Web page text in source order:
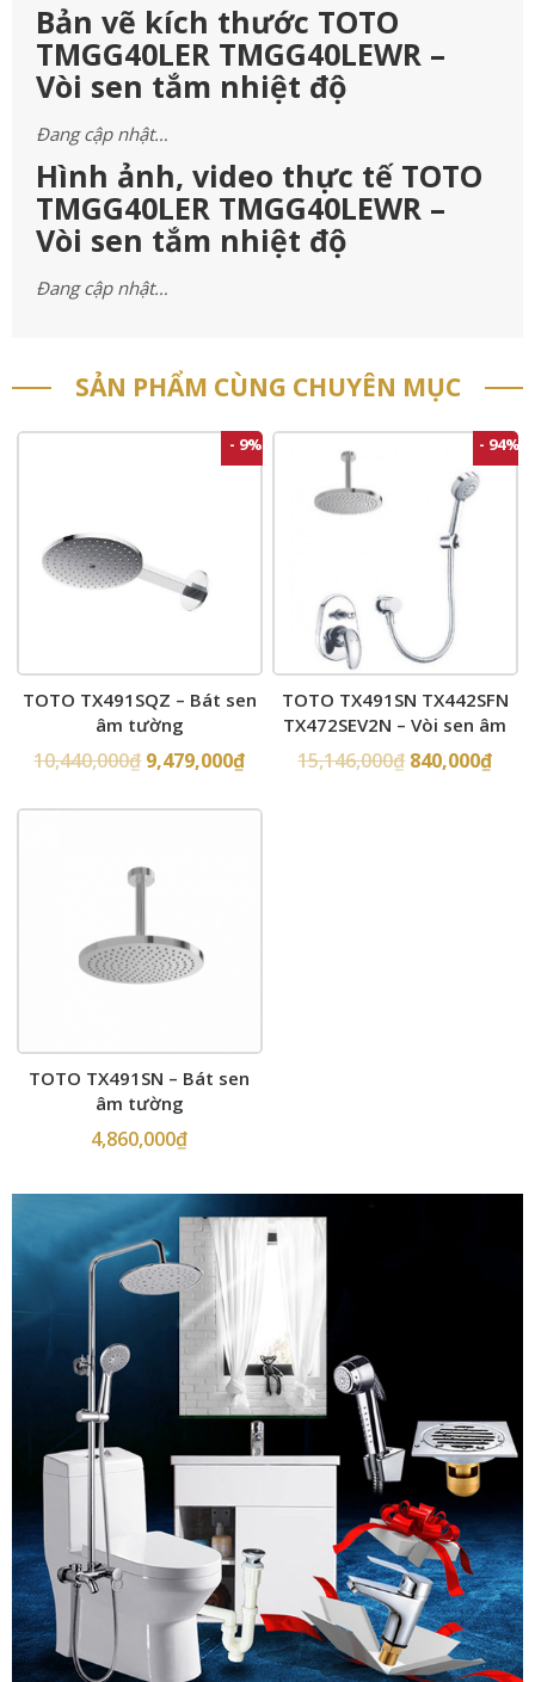
Bản vẽ kích thước TOTO
TMGG40LER TMGG40LEWR –
Vòi sen tắm nhiệt độ
Đang cập nhật…
Hình ảnh, video thực tế TOTO
TMGG40LER TMGG40LEWR –
Vòi sen tắm nhiệt độ
Đang cập nhật…
SẢN PHẨM CÙNG CHUYÊN MỤC
- 9%
TOTO TX491SQZ – Bát sen
âm tường
10,440,000₫ 9,479,000₫
- 94%
TOTO TX491SN TX442SFN
TX472SEV2N – Vòi sen âm
tường
15,146,000₫ 840,000₫
TOTO TX491SN – Bát sen
âm tường
4,860,000₫